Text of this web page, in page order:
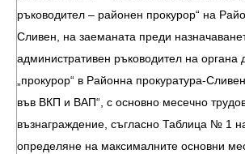
ръководител – районен прокурор“ на
Сливен, на заеманата преди
административен ръководител на органа
„прокурор“ в Районна прокуратура-
във ВКП и ВАП“, с основно месечно
възнаграждение, съгласно Таблица № 1
определяне на максималните основни